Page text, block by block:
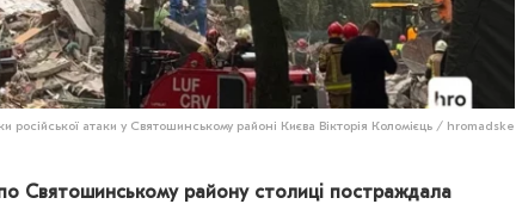
російської атаки у Святошинському районі Києва Вікторія Коломієць / hromadske
Святошинському району столиці постраждала